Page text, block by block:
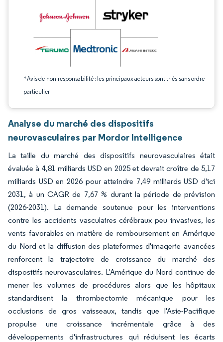
*Avis de non-responsabilité : les principaux acteurs sont triés sans ordre
particulier
Analyse du marché des dispositifs
neurovasculaires par Mordor Intelligence
La taille du marché des dispositifs neurovasculaires était
évaluée à 4,81 milliards USD en 2025 et devrait croître de 5,17
milliards USD en 2026 pour atteindre 7,49 milliards USD d'ici
2031, à un CAGR de 7,67 % durant la période de prévision
(2026-2031). La demande soutenue pour les interventions
contre les accidents vasculaires cérébraux peu invasives, les
vents favorables en matière de remboursement en Amérique
du Nord et la diffusion des plateformes d'imagerie avancées
renforcent la trajectoire de croissance du marché des
dispositifs neurovasculaires. L'Amérique du Nord continue de
mener les volumes de procédures alors que les hôpitaux
standardisent la thrombectomie mécanique pour les
occlusions de gros vaisseaux, tandis que l'Asie-Pacifique
propulse une croissance incrémentale grâce à des
développements d'infrastructures qui réduisent les écarts